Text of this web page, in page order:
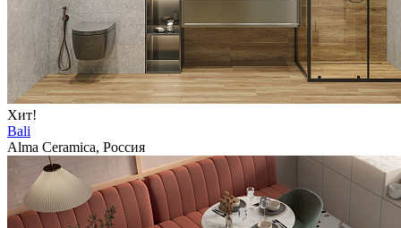
Хит!
Bali
Alma Ceramica, Россия